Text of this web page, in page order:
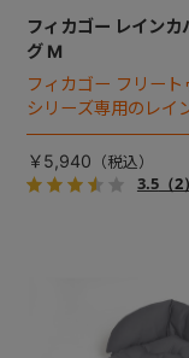
フィカゴー レインカ
グ M
フィカゴー フリート
シリーズ専用のレイ
ー。雨の日のお出か
心。
￥5,940
3.5（2）